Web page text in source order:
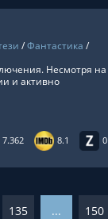
/Фантастика /
7.362 8.1 0
Несмотря на
и активно
135 ... 150